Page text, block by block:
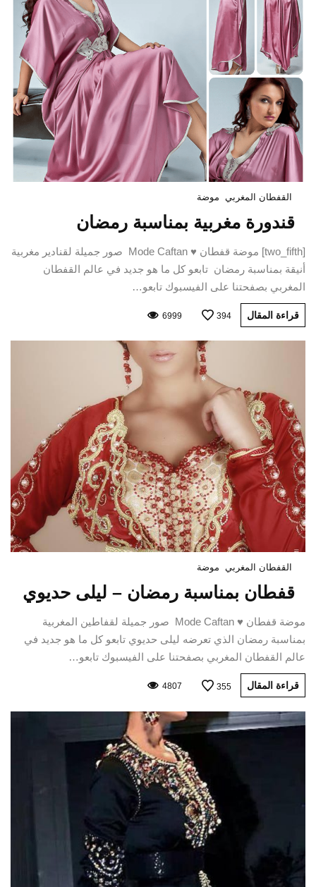
القفطان المغربي موضة
قندورة مغربية بمناسبة رمضان
[two_fifth] موضة قفطان ♥ Mode Caftan صور جميلة لقنادير مغربية
أنيقة بمناسبة رمضان تابعو كل ما هو جديد في عالم القفطان
المغربي بصفحتنا على الفيسبوك تابعو…
قراءة المقال 394
6999
القفطان المغربي موضة
قفطان بمناسبة رمضان – ليلى حديوي
موضة قفطان ♥ Mode Caftan صور جميلة لقفاطين المغربية
بمناسبة رمضان الذي تعرضه ليلى حديوي تابعو كل ما هو جديد في
عالم القفطان المغربي بصفحتنا على الفيسبوك تابعو…
قراءة المقال 355
4807